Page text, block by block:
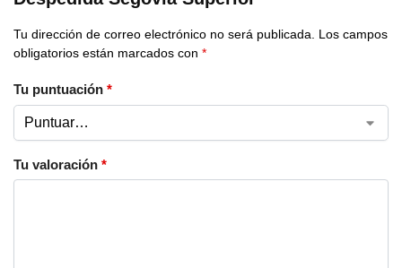
Tu dirección de correo electrónico no será publicada.
Los campos
obligatorios están marcados con *
Tu puntuación *
Tu valoración *